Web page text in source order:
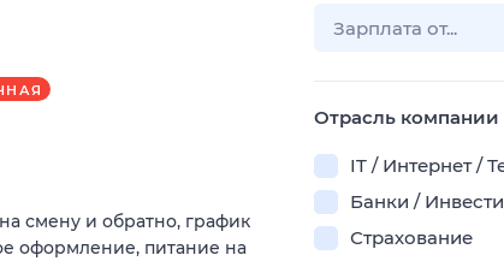
смену и обратно, график
оформление, питание на
Отрасль компании
IT / Интернет /
Банки /
Страхование